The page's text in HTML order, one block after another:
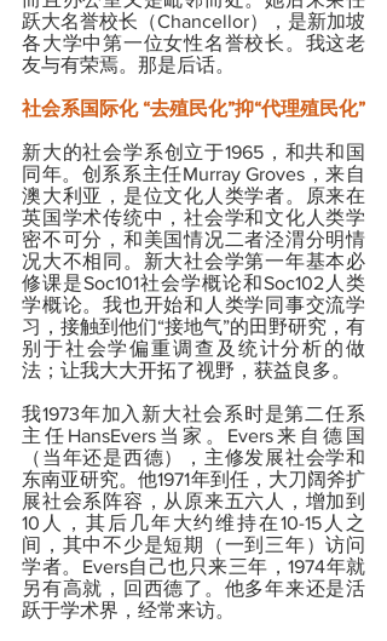
跃大名誉校长（Chancellor），是新加坡
各大学中第一位女性名誉校长。我这老
友与有荣焉。那是后话。
社会系国际化 “去殖民化”抑“代理殖民化”
新大的社会学系创立于1965，和共和国
同年。创系系主任Murray Groves，来自
澳大利亚，是位文化人类学者。原来在
英国学术传统中，社会学和文化人类学
密不可分，和美国情况二者泾渭分明情
况大不相同。新大社会学第一年基本必
修课是Soc101社会学概论和Soc102人类
学概论。我也开始和人类学同事交流学
习，接触到他们“接地气”的田野研究，有
别于社会学偏重调查及统计分析的做
法；让我大大开拓了视野，获益良多。
我1973年加入新大社会系时是第二任系
主任HansEvers当家。Evers来自德国
（当年还是西德），主修发展社会学和
东南亚研究。他1971年到任，大刀阔斧扩
展社会系阵容，从原来五六人，增加到
10人，其后几年大约维持在10-15人之
间，其中不少是短期（一到三年）访问
学者。Evers自己也只来三年，1974年就
另有高就，回西德了。他多年来还是活
跃于学术界，经常来访。